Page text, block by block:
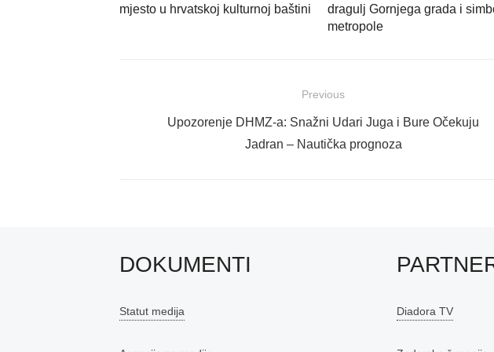
mjesto u hrvatskoj kulturnoj baštini
dragulj Gornjega grada i
metropole
objava
Previous
Previous
Upozorenje DHMZ-a: Snažni Udari Juga i Bure Očekuju
Jadran – Nautička prognoza
DOKUMENTI
Statut medija Diadora TV